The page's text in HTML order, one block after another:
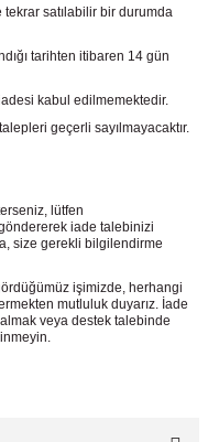
tekrar satılabilir bir durumda
tarihten itibaren 14 gün
kabul edilmemektedir.
geçerli sayılmayacaktır.
lütfen
iade talebinizi
size gerekli bilgilendirme
işimizde, herhangi
mutluluk duyarız. İade
veya destek talebinde